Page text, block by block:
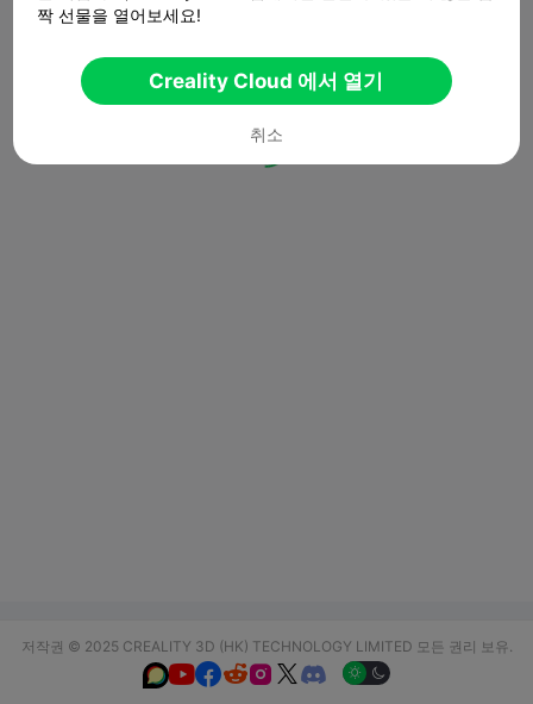
저작권 © 2025 CREALITY 3D (HK) TECHNOLOGY LIMITED 모든 권리 보유.
  
짝 선물을 열어보세요!
Creality Cloud 에서 열기
취소